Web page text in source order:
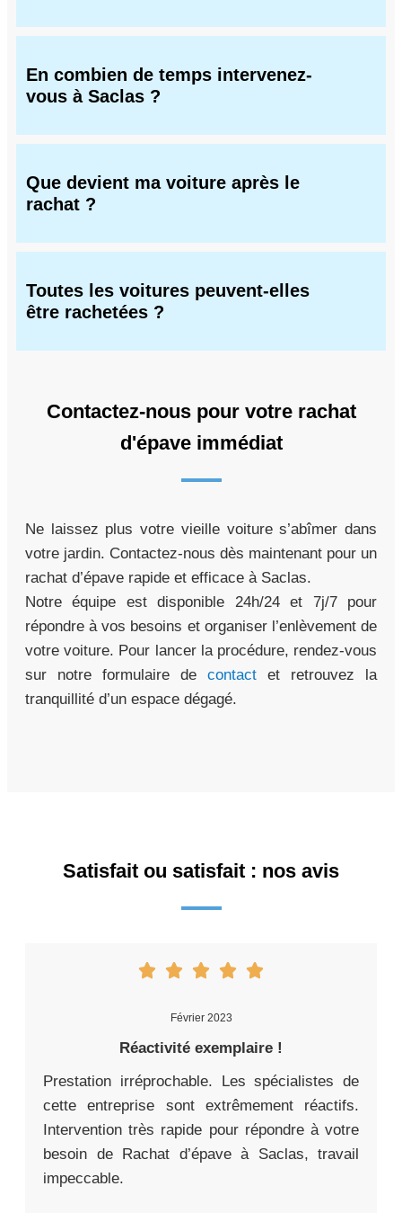
En combien de temps intervenez-
vous à Saclas ?
Que devient ma voiture après le
rachat ?
Toutes les voitures peuvent-elles
être rachetées ?
Contactez-nous pour votre rachat
d'épave immédiat
Ne laissez plus votre vieille voiture s’abîmer dans
votre jardin. Contactez-nous dès maintenant pour un
rachat d’épave rapide et efficace à Saclas.
Notre équipe est disponible 24h/24 et 7j/7 pour
répondre à vos besoins et organiser l’enlèvement de
votre voiture. Pour lancer la procédure, rendez-vous
sur notre formulaire de contact et retrouvez la
tranquillité d’un espace dégagé.
Satisfait ou satisfait : nos avis
Février 2023
Réactivité exemplaire !
Prestation irréprochable. Les spécialistes de
cette entreprise sont extrêmement réactifs.
Intervention très rapide pour répondre à votre
besoin de Rachat d’épave à Saclas, travail
impeccable.